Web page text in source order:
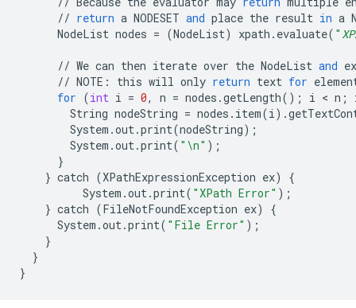
// return a NODESET and place the result in a
NodeList nodes = (NodeList) xpath . evaluate( "
// We can then iterate over the NodeList and
// NOTE : this will only return text for
for (int i = 0, n = nodes .getLength(); i < n ;
String nodeString = nodes . item(i) .
System .out.print(nodeString);
System .out.print( " \n" );
}
} catch (XPathExpressionException ex)
{
System .out.print( "XPath Error" );
} catch (FileNotFoundException ex)
{
System .out.print( "File Error" );
}
}
}